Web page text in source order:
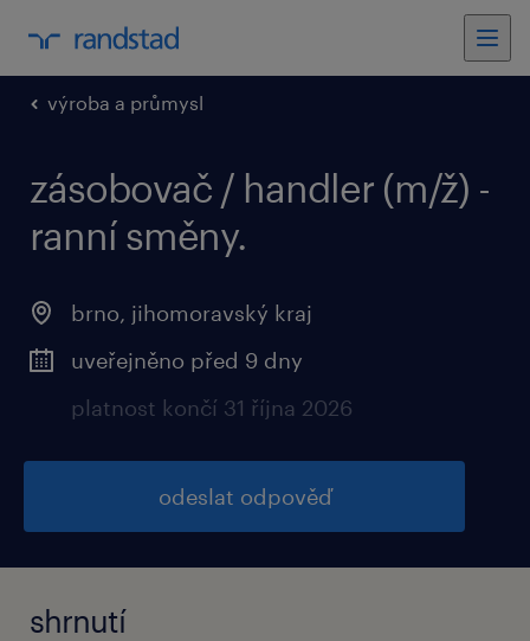
výroba a průmysl
zásobovač / handler (m/ž) -
ranní směny.
brno, jihomoravský kraj
uveřejněno před 9 dny
platnost končí 31 října 2026
odeslat odpověď
shrnutí